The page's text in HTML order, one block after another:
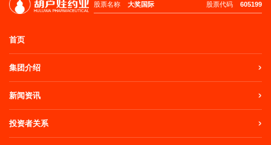
股票名称 大奖国际 股票代码 605199
首页
集团介绍
新闻资讯
投资者关系